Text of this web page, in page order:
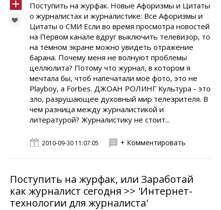
Поступить на журфак. Новые Афоризмы и Цитаты
о журналистах и журналистике: Все Афоризмы и
Цитаты о СМИ Если во время просмотра новостей
на Первом канале вдруг выключить телевизор, то
на тёмном экране можно увидеть отражение
барана. Почему меня не волнуют проблемы
целлюлита? Потому что журнал, в котором я
мечтала бы, чтоб напечатали моё фото, это не
Playboy, а Forbes. ДЖОАН РОЛИНГ Культура - это
зло, разрушающее духовный мир телезрителя. В
чем разница между журналистикой и
литературой? Журналистику не стоит...
2010-09-30 11:07:05 + Комментировать
Поступить на журфак, или Заработай
как журналист сегодня >> 'Интернет-
технологии для журналиста'